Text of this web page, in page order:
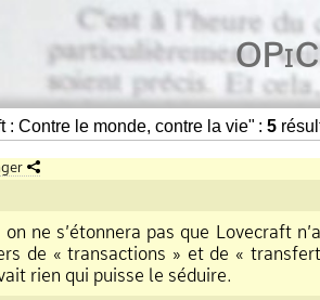
OPi
: Contre le monde, contre la vie" : 5
ne s’étonnera pas que Lovecraft
de « transactions » et de «
rien qui puisse le séduire.